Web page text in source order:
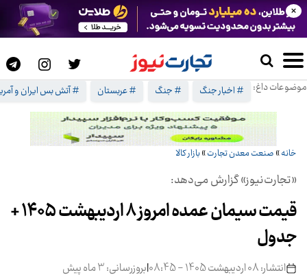
موضوعات داغ: # اخبار جنگ # جنگ # عربستان # آتش بس ایران و
×
خانه» صنعت معدن تجارت»بازار کالا
«تجارت‌نیوز» گزارش می‌دهد:
قیمت سیمان عمده امروز ۸ اردیبهشت ۱۴۰۵ +
جدول
انتشار: 08 اردیبهشت 1405 - 08:45 |بروزرسانی: 3 ماه پیش